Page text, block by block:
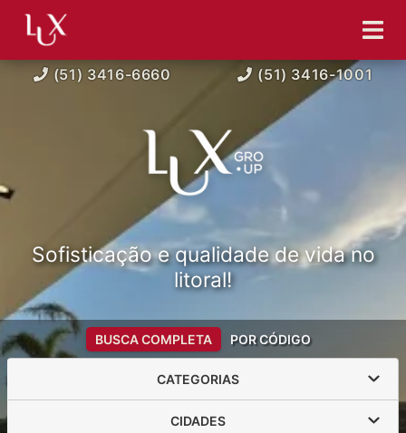
(51) 3416-6660 (51) 3416-1001
Sofisticação e qualidade de vida no
litoral!
BUSCA COMPLETA POR CÓDIGO
CATEGORIAS
CIDADES